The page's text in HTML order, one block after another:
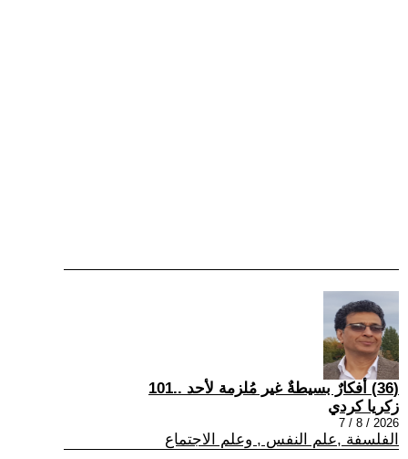
(36) أفكارٌ بسيطةٌ غير مُلزمة لأحد ..101
زكريا كردي
2026 / 8 / 7
الفلسفة ,علم النفس , وعلم الاجتماع